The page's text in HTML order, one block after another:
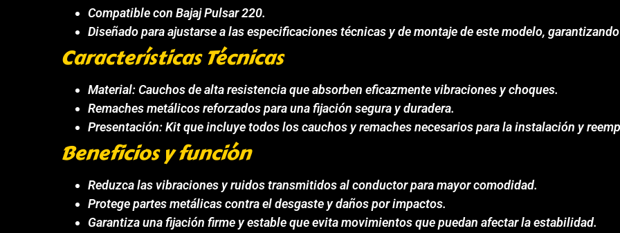
Compatible con Bajaj Pulsar 220.
Diseñado para ajustarse a las especificaciones técnicas y de montaje de este modelo,
Características Técnicas
Material: Cauchos de alta resistencia que absorben eficazmente vibraciones y choques.
Remaches metálicos reforzados para una fijación segura y duradera.
Presentación: Kit que incluye todos los cauchos y remaches necesarios para la instalación y
Beneficios y función
Reduzca las vibraciones y ruidos transmitidos al conductor para mayor comodidad.
Protege partes metálicas contra el desgaste y daños por impactos.
Garantiza una fijación firme y estable que evita movimientos que puedan afectar la estabilidad.